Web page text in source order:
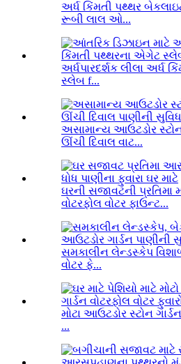
અર્ધ કિંમતી પથ્થર
રૂબી લાલ ઓ...
અર્ધપારદર્શક લીલા અર્ધ
સ્લેબ f...
અસામાન્ય આઉટડોર સ્ટોન
ઊંચી દિવાલ વાટ...
ઘરની સજાવટની પ્રતિમા
વોટરફોલ વોટર ફાઉન્ટ...
સમકાલીન લેન્ડસ્કેપ
વોટર ફે...
મોટા આઉટડોર સ્ટોન
...